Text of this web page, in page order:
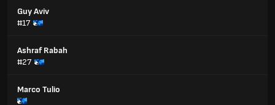
Guy Aviv
#17
Ashraf Rabah
#27
Marco Tulio